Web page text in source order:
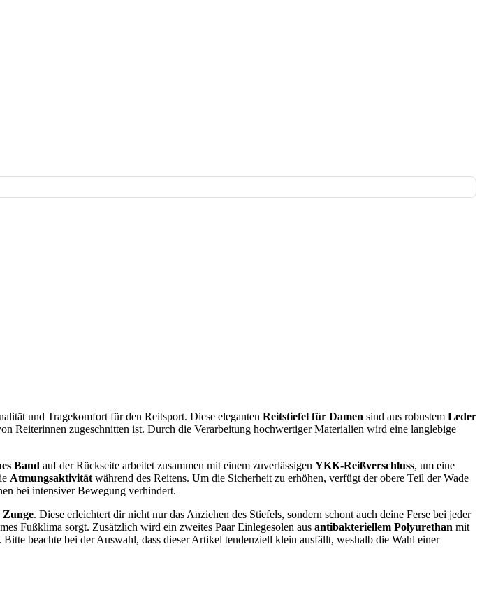
und Tragekomfort für den Reitsport. Diese eleganten Reitstiefel für Damen sind aus robustem Leder
Reiterinnen zugeschnitten ist. Durch die Verarbeitung hochwertiger Materialien wird eine langlebige
Band auf der Rückseite arbeitet zusammen mit einem zuverlässigen YKK-Reißverschluss, um eine
Atmungsaktivitätwährend des Reitens. Um die Sicherheit zu erhöhen, verfügt der obere Teil der Wade
bei intensiver Bewegung verhindert.
Zunge. Diese erleichtert dir nicht nur das Anziehen des Stiefels, sondern schont auch deine Ferse bei jeder
Fußklima sorgt. Zusätzlich wird ein zweites Paar Einlegesolen aus antibakteriellem Polyurethan mit
beachte bei der Auswahl, dass dieser Artikel tendenziell klein ausfällt, weshalb die Wahl einer